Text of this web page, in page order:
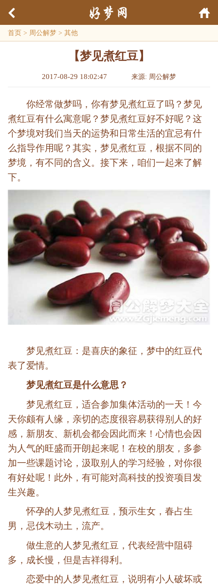
首页 > 周公解梦 > 其他
【梦见煮红豆】
2017-08-29 18:02:47 来源: 周公解梦
你经常做梦吗，你有梦见煮红豆了吗？梦见
煮红豆有什么寓意呢？梦见煮红豆好不好呢？这
个梦境对我们当天的运势和日常生活的宜忌有什
么指导作用呢？其实，梦见煮红豆，根据不同的
梦境，有不同的含义。接下来，咱们一起来了解
下。
梦见煮红豆：是喜庆的象征，梦中的红豆代
表了爱情。
梦见煮红豆是什么意思？
梦见煮红豆，适合参加集体活动的一天！今
天你颇有人缘，亲切的态度很容易获得别人的好
感，新朋友、新机会都会因此而来！心情也会因
为人气的旺盛而开朗起来呢！在校的朋友，多参
加一些课题讨论，汲取别人的学习经验，对你很
有好处呢！此外，有可能对高科技的投资项目发
生兴趣。
怀孕的人梦见煮红豆，预示生女，春占生
男，忌伐木动土，流产。
做生意的人梦见煮红豆，代表经营中阻碍
多，成长慢，但是吉祥得利。
恋爱中的人梦见煮红豆，说明有小人破坏或